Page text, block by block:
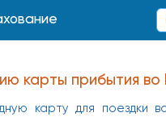
карты прибытия во
карту для поездки